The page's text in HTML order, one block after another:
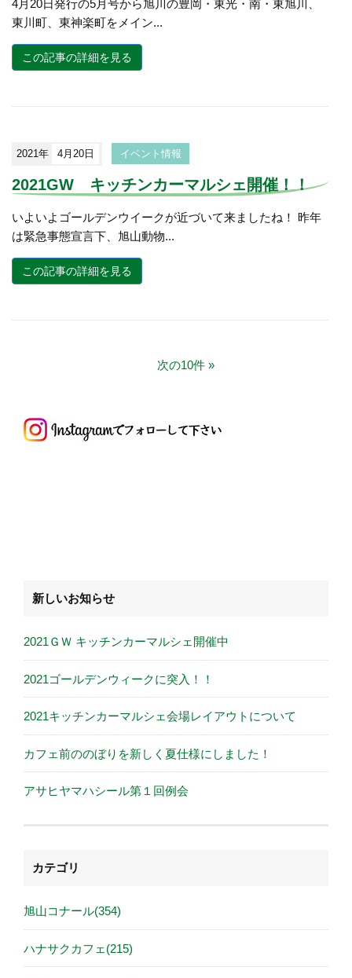
4月20日発行の5月号から旭川の豊岡・東光・南・東旭川、
東川町、東神楽町をメイン...
この記事の詳細を見る
2021年 4月20日 イベント情報
2021GW キッチンカーマルシェ開催！！
いよいよゴールデンウイークが近づいて来ましたね！ 昨年
は緊急事態宣言下、旭山動物...
この記事の詳細を見る
次の10件
新しいお知らせ
2021ＧＷ キッチンカーマルシェ開催中
2021ゴールデンウィークに突入！！
2021キッチンカーマルシェ会場レイアウトについて
カフェ前ののぼりを新しく夏仕様にしました！
アサヒヤマハシール第１回例会
カテゴリ
旭山コナール(354)
ハナサクカフェ(215)